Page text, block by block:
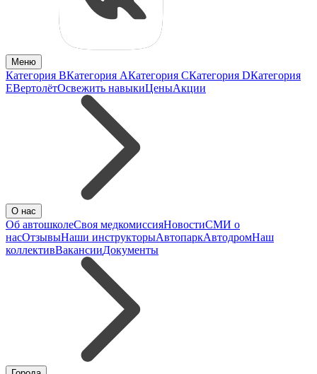
Меню
Категория BКатегория AКатегория CКатегория DКатегория
EВертолётОсвежить навыкиЦеныАкции
О нас
Об автошколеСвоя медкомиссияНовостиСМИ о
насОтзывыНаши инструкторыАвтопаркАвтодромНаш
коллективВакансииДокументы